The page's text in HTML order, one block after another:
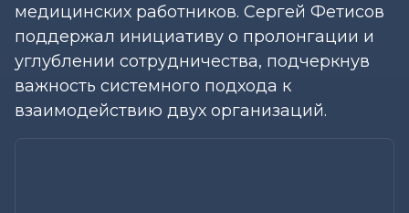
медицинских работников. Сергей Фетисов
поддержал инициативу о пролонгации и
углублении сотрудничества, подчеркнув
важность системного подхода к
взаимодействию двух организаций.